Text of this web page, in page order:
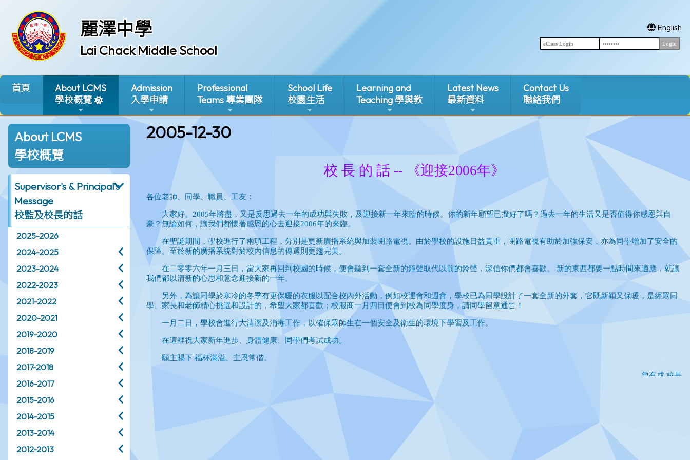
麗澤中學
Lai Chack Middle School
English
首頁
About LCMS
學校概覽
Admission
入學申請
Professional
Teams 專業團隊
School Life
校園生活
Learning and
Teaching 學與教
Latest News
最新資料
Contact Us
聯絡我們
About LCMS
學校概覽
Supervisor's & Principal's
Message
校監及校長的話
2025-2026
2024-2025
2023-2024
2022-2023
2021-2022
2020-2021
2019-2020
2018-2019
2017-2018
2016-2017
2015-2016
2014-2015
2013-2014
2012-2013
2005-12-30